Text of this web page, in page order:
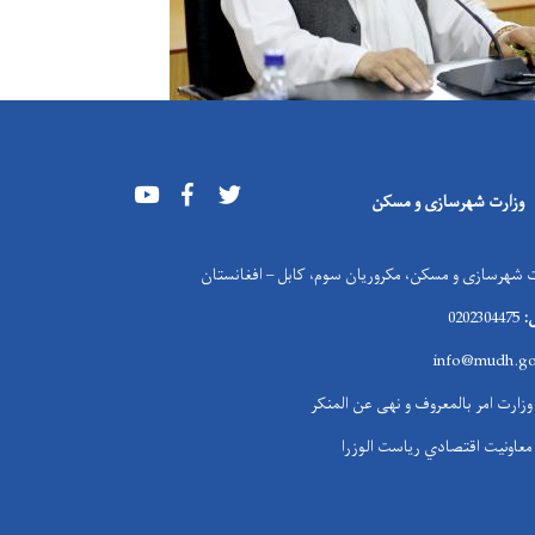
وزارت شهرسازی و مسکن Youtube Facebook
شهرسازی و مسکن، مکروریان سوم، کابل – افغانستان
وزارت امر بالمعروف و نهی عن المنکر
معاونیت اقتصادي ریاست الوزرا